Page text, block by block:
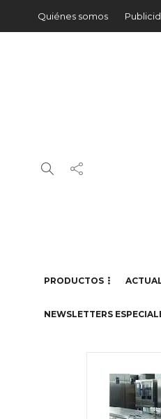
Quiénes somos
PRODUCTOS
NEWSLETTERS